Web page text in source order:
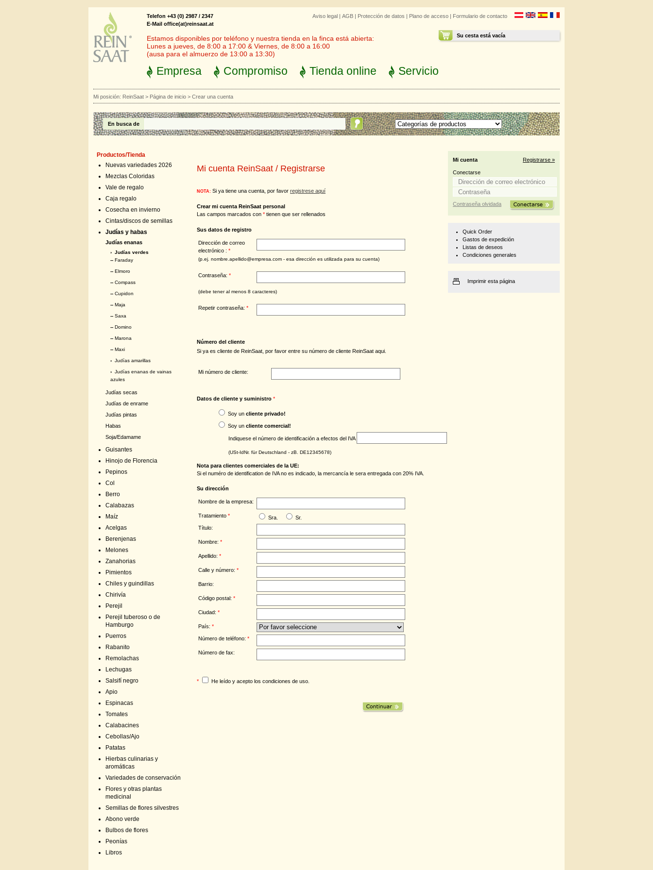
Aviso legal | AGB | Protección de datos | Plano de acceso | Formulario de contacto
Su cesta está vacía
Telefon +43 (0) 2987 / 2347
E-Mail office(at)reinsaat.at
Estamos disponibles por teléfono y nuestra tienda en la finca está abierta:
Lunes a jueves, de 8:00 a 17:00 & Viernes, de 8:00 a 16:00
(ausa para el almuerzo de 13:00 a 13:30)
Empresa Compromiso Tienda online Servicio
Mi posición: ReinSaat > Página de inicio > Crear una cuenta
En busca de
Productos/Tienda
Nuevas variedades 2026
Mezclas Coloridas
Vale de regalo
Caja regalo
Cosecha en invierno
Cintas/discos de semillas
Judías y habas
Judías enanas
› Judías verdes
-- Faraday
-- Elmoro
-- Compass
-- Cupidon
-- Maja
-- Saxa
-- Domino
-- Marona
-- Maxi
› Judías amarillas
› Judías enanas de vainas
azules
Judías secas
Judías de enrame
Judías pintas
Habas
Soja/Edamame
Guisantes
Hinojo de Florencia
Pepinos
Col
Berro
Calabazas
Maíz
Acelgas
Berenjenas
Melones
Zanahorias
Pimientos
Chiles y guindillas
Chirivía
Perejil
Perejil tuberoso o de
Hamburgo
Puerros
Rabanito
Remolachas
Lechugas
Salsifí negro
Apio
Espinacas
Tomates
Calabacines
Cebollas/Ajo
Patatas
Hierbas culinarias y
aromáticas
Variedades de conservación
Flores y otras plantas
medicinal
Semillas de flores silvestres
Abono verde
Bulbos de flores
Peonías
Libros
Mi cuenta ReinSaat / Registrarse
NOTA: Si ya tiene una cuenta, por favor registrese aquí
Crear mi cuenta ReinSaat personal
Las campos marcados con * tienen que ser rellenados
Sus datos de registro
Dirección de correo
electrónico : *
(p.ej. nombre.apellido@empresa.com - esa dirección es utilizada para su cuenta)
Contraseña: *
(debe tener al menos 8 caracteres)
Repetir contraseña: *
Número del cliente
Si ya es cliente de ReinSaat, por favor entre su número de cliente ReinSaat aqui.
Mi número de cliente:
Datos de cliente y suministro *
Soy un cliente privado!
Soy un cliente comercial!
Indiquese el número de identificación a efectos del IVA
(USt-IdNr. für Deutschland - zB. DE12345678)
Nota para clientes comerciales de la UE:
Si el numéro de identification de IVA no es indicado, la mercancía le sera entregada con 20% IVA.
Su dirección
Nombre de la empresa:
Tratamiento * Sra.
Sr.
Título:
Nombre: *
Apellido: *
Calle y número: *
Barrio:
Código postal: *
Ciudad: *
País: *
Número de teléfono: *
Número de fax:
* He leído y acepto los condiciones de uso
Mi cuenta Registrarse »
Conectarse
Contraseña olvidada
Quick Order
Gastos de expedición
Listas de deseos
Condiciones generales
Imprimir esta página